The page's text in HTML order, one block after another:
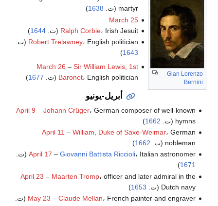
Gian Lorenzo
Bernini
martyr (ت.
1638
)
March 25
Ralph Corbie، Irish Jesuit (ت. 1644
)
Robert Trelawney، English politician (ت.
1643
)
March 26 –Sir William Lewis, 1st
Baronet، English politician (ت. 1677
)
أبريل-يونيو
April 9 – Johann Crüger، German composer of well-known
hymns (ت.
1662
)
April 11 – William, Duke of Saxe-Weimar، German
nobleman (ت.
1662
)
April 17 – Giovanni Battista Riccioli، Italian astronomer (ت.
1671
)
April 23 – Maarten Tromp، officer and later admiral in the
Dutch navy (ت.
1653
)
May 23 – Claude Mellan، French painter and engraver (ت.